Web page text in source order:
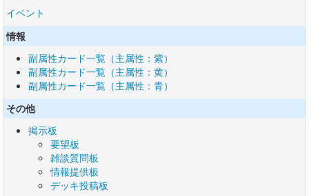
イベント
情報
副属性カード一覧（主属性：紫）
副属性カード一覧（主属性：黄）
副属性カード一覧（主属性：青）
その他
掲示板
要望板
雑談質問板
情報提供板
デッキ投稿板